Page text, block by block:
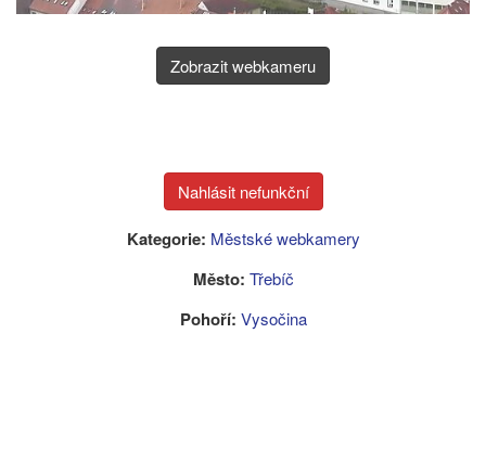
Zobrazit webkameru
Kategorie: Městské webkamery
Město: Třebíč
Pohoří: Vysočina